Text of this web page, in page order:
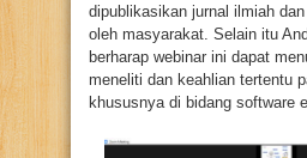
dipublikasikan jurnal ilmiah
oleh masyarakat. Selain itu
berharap webinar ini dapat
meneliti dan keahlian tertentu
khususnya di bidang software